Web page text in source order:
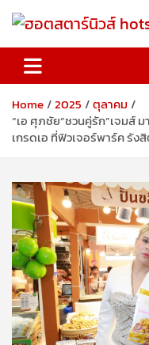
ฮอตสตาร์นิว
Home 2025
ตุลาคม
“เอ ศุภชัย”ชวนคู่รัก”เจมส์
เกรดเอ ที่ฟิวเจอร์พาร์ค รัง